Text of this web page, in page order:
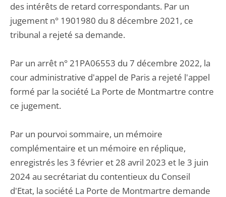
des intérêts de retard correspondants. Par un
jugement n° 1901980 du 8 décembre 2021, ce
tribunal a rejeté sa demande.
Par un arrêt n° 21PA06553 du 7 décembre 2022, la
cour administrative d'appel de Paris a rejeté l'appel
formé par la société La Porte de Montmartre contre
ce jugement.
Par un pourvoi sommaire, un mémoire
complémentaire et un mémoire en réplique,
enregistrés les 3 février et 28 avril 2023 et le 3 juin
2024 au secrétariat du contentieux du Conseil
d'Etat, la société La Porte de Montmartre demande